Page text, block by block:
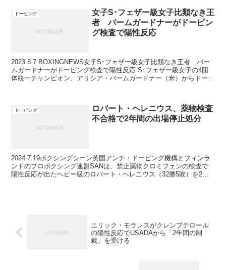
ドーピング
女子S･フェザー級女子比類なき王
者 バームガードナーがドーピン
グ検査で陽性反応
2023.8.7 BOXINGNEWS女子S･フェザー級女子比類なき王者 バー
ムガードナーがドーピング検査で陽性反応 S･フェザー級女子の4団
体統一チャンピオン、アリシア・バームガードナー（米）からドーピ
ドーピング
ロバート・ヘレニウス、薬物検査
不合格で2年間の出場停止処分
2024.7.19ボクシングシーン英国アンチ・ドーピング機構とフィンラ
ンドのプロボクシング連盟SANは、禁止薬物クロミフェンの検査で
陽性反応が出たヘビー級のロバート・ヘレニウス（32勝5敗）を2年
エリック・モラレスがクレンブテロール
の陽性反応でUSADAから「2年間の制
裁」を受ける